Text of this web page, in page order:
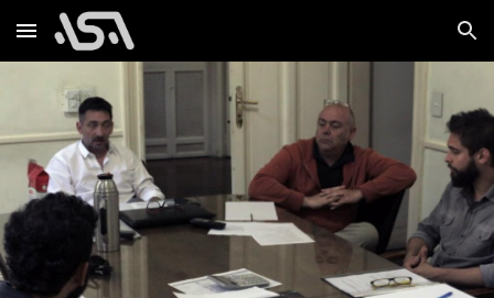
Skip to main content Skip to navigation